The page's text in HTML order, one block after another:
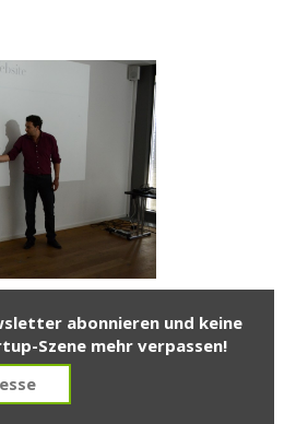
abonnieren und keine
Szene mehr verpassen!